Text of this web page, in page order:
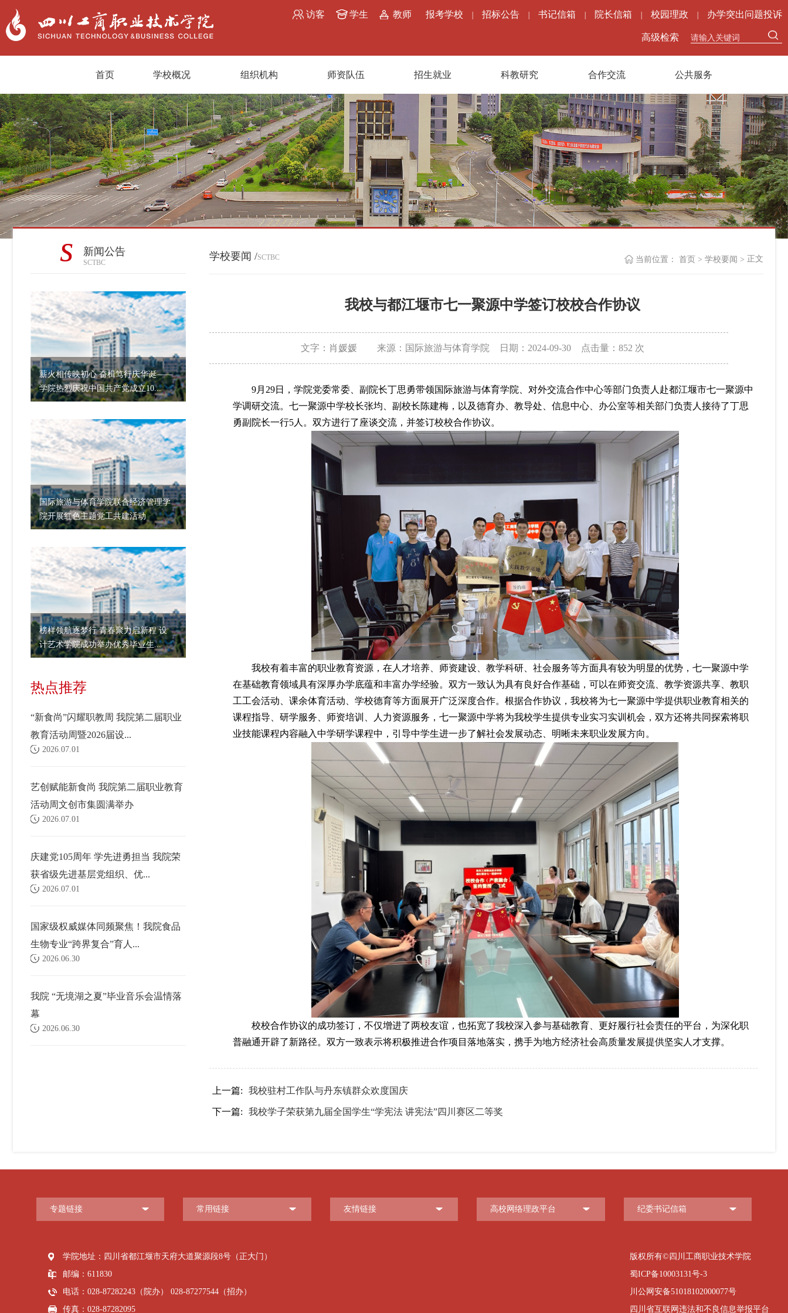
访客 学生 教师 报考学校 招标公告 书记信箱 院长信箱 校园理政 办学突出问题投诉
高级检索
首页 学校概况 组织机构 师资队伍 招生就业 科教研究 合作交流 公共服务
s 新闻公告
SCTBC
薪火相传映初心 奋楫笃行庆华诞——
学院热烈庆祝中国共产党成立10...
国际旅游与体育学院联合经济管理学
院开展红色主题党工共建活动
榜样领航逐梦行 青春聚力启新程 设
计艺术学院成功举办优秀毕业生...
热点推荐
“新食尚”闪耀职教周 我院第二届职业
教育活动周暨2026届设...
2026.07.01
艺创赋能新食尚 我院第二届职业教育
活动周文创市集圆满举办
2026.07.01
庆建党105周年 学先进勇担当 我院荣
获省级先进基层党组织、优...
2026.07.01
国家级权威媒体同频聚焦！我院食品
生物专业“跨界复合”育人...
2026.06.30
我院 “无境湖之夏”毕业音乐会温情落
幕
2026.06.30
学校要闻 /SCTBC 当前位置： 首页 > 学校要闻 > 正文
我校与都江堰市七一聚源中学签订校校合作协议
文字：肖媛媛 来源：国际旅游与体育学院 日期：2024-09-30 点击量： 852 次
9月29日，学院党委常委、副院长丁思勇带领国际旅游与体育学院、对外交流合作中心等部门负责人赴都江堰市七一聚源中
学调研交流。七一聚源中学校长张均 、副校长陈建梅 ，以及德育办、教导处、信息中心、办公室等相关部门负责人接待了丁思
勇副院长一行5人。双方进行了座谈交流，并签订校校合作协议。
我校有着丰富的职业教育资源，在人才培养、师资建设、 教学科研
社会服务等方面具有较为明显的优势，七一聚源中学
在基础教育领域具有深厚办学底蕴和丰富办学经验。 双方一致认为具有良好合作基础， 可以在师资交流、教学资源共享、教职
工工会活动、课余体育活动、学校德育等方面展开广泛深度合作。根据合作协议，我校将为七一聚源中学提供职业教育相关的
课程指导、研学服务、师资培训、人力资源服务，七一聚源中学将为我校学生提供专业实习实训机会，双方还将共同探索将职
业技能课程内容融入中学研学课程中，引导中学生进一步了解社会发展动态、明晰未来职业发展方向。
校校合作协议的成功签订，不仅增进了两校友谊，也拓宽了我校深入参与基础教育、更好履行社会责任的平台，为深化职
普融通开辟了新路径。双方一致表示将积极推进合作项目落地落实，携手为地方经济社会高质量发展提供坚实人才支撑。
上一篇: 我校驻村工作队与丹东镇群众欢度国庆
下一篇: 我校学子荣获第九届全国学生“学宪法 讲宪法”四川赛区二等奖
专题链接 常用链接 友情链接 高校网络理政平台 纪委书记信箱
学院地址：四川省都江堰市天府大道聚源段8号（正大门）
邮编：611830
电话：028-87282243（院办） 028-87277544（招办）
传真：028-87282095
版权所有©四川工商职业技术学院
蜀ICP备10003131号-3
川公网安备51018102000077号
四川省互联网违法和不良信息举报平台